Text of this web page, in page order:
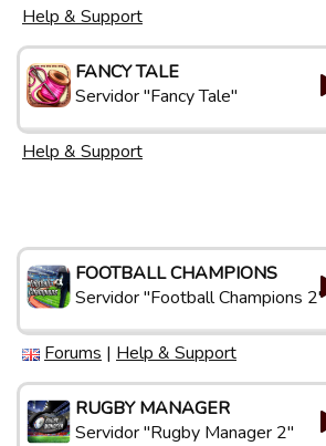
Help & Support
FANCY TALE
Servidor "Fancy Tale"
Help & Support
FOOTBALL CHAMPIONS
Servidor "Football Champions 2"
Forums | Help & Support
RUGBY MANAGER
Servidor "Rugby Manager 2"